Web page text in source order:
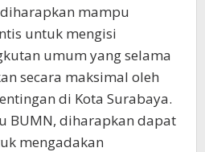
mampu
untuk mengisi
umum yang selama
secara maksimal oleh
di Kota Surabaya.
BUMN, diharapkan dapat
mengadakan